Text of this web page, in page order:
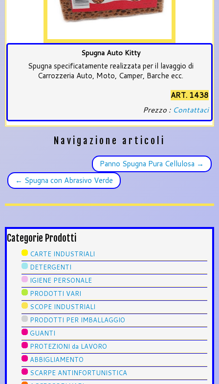
Spugna Auto Kitty
Spugna specificatamente realizzata per il lavaggio di
Carrozzeria Auto, Moto, Camper, Barche ecc.
ART. 1438
Prezzo : Contattaci
Navigazione articoli
Panno Spugna Pura Cellulosa →
← Spugna con Abrasivo Verde
Categorie Prodotti
CARTE INDUSTRIALI
DETERGENTI
IGIENE PERSONALE
PRODOTTI VARI
SCOPE INDUSTRIALI
PRODOTTI PER IMBALLAGGIO
GUANTI
PROTEZIONI da LAVORO
ABBIGLIAMENTO
SCARPE ANTINFORTUNISTICA